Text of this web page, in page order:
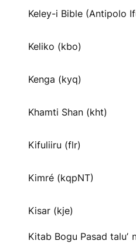
Keley-i Bible (Antipolo
Keliko (kbo)
Kenga (kyq)
Khamti Shan (kht)
Kifuliiru (flr)
Kimré (kqpNT)
Kisar (kje)
Kitab Bogu Pasad taluʼ